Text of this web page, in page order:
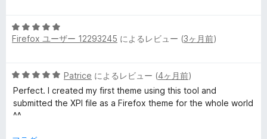
3
の
5
段
5
の
評
価
Firefox ユーザー 12293245 によるレビュー (3ヶ月前)
5
段
階
中
Patrice によるレビュー (4ヶ月前)
Perfect. I created my first theme using this tool and
submitted the XPI file as a Firefox theme for the whole world
^^